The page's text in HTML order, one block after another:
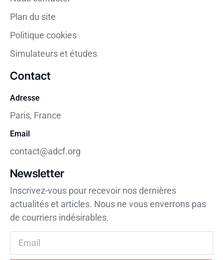
Plan du site
Politique cookies
Simulateurs et études
Contact
Adresse
Paris, France
Email
contact@adcf.org
Newsletter
Inscrivez-vous pour recevoir nos dernières
actualités et articles. Nous ne vous enverrons pas
de courriers indésirables.